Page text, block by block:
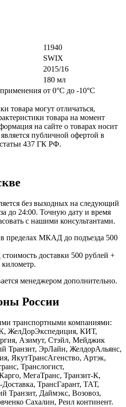
11940
SWIX
2015/16
180 мл
от 0°С до -10°С
товара могут отличаться,
товара на момент
на сайте о товарах носит
публичной офертой в
437 ГК РФ.
без выходных на следующий
до 24:00. Точную дату и время
с нашими консультантами.
пределах МКАД до подъезда 500
доставки 500 рублей +
менеджером дополнительно.
России
транспортными компаниями:
ЖелДорЭкспедиция, КИТ,
Азимут, Стэйл, Мейджик
Транзит, ЭрЛайн, ЖелдорАльянс,
ЯкутТрансАгенство, Артэк,
Транслогист,
МегаТранс, Транзит-К,
ТрансГарант, ТАТ,
Транзит, Даймэкс, Возовоз,
Сахалин, Реил континент.